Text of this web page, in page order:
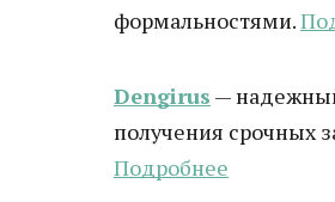
формальностями.
Dengirus —
получения срочных
Подробнее